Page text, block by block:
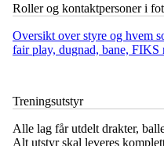
Roller og kontaktpersoner i
Oversikt over styre og hvem
fair play, dugnad, bane, FIKS
Treningsutstyr
Alle lag får utdelt drakter,
Alt utstyr skal leveres